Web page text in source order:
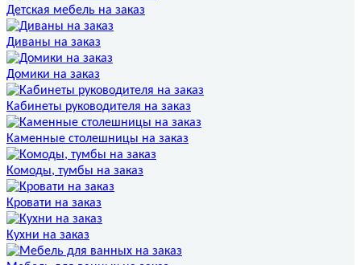
Детская мебель на заказ
Диваны на заказ
Домики на заказ
Кабинеты руководителя на заказ
Каменные столешницы на заказ
Комоды, тумбы на заказ
Кровати на заказ
Кухни на заказ